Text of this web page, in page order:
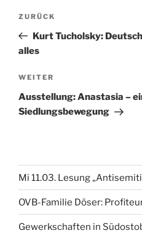
Beitragsnavigation
Vorheriger
Beitrag
ZURÜCK
Kurt Tucholsky:
alles
Nächster
Beitrag
WEITER
Ausstellung: Anastasia –
Siedlungsbewegung
Mi 11.03. Lesung
OVB-Familie Döser:
Gewerkschaften in